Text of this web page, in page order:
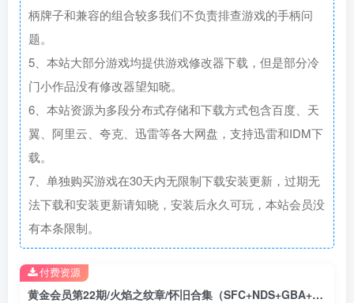
柄牌子和兼容的组合较多我们不负责排查游戏的手柄问
题。
5、本站大部分游戏均提供游戏修改器下载，但是部分冷
门小作品没有修改器望知晓。
6、本站资源为多段分布式存储和下载方式包含百度、天
翼、阿里云、夸克、迅雷等各大网盘，支持迅雷和IDM下
载。
7、单独购买游戏在30天内无限制下载安装更新，过期无
法下载和安装更新请知晓，安装后永久可玩，本站会员没
有本条限制。
黄金会员第22期/火焰之纹章/怀旧合集（SFC+NDS+GBA+3DS系列）
付费资源